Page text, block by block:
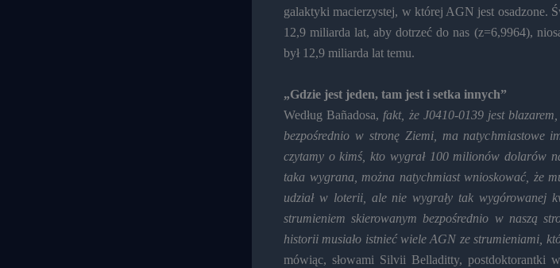
galaktyki macierzystej, w której AGN jest osadzone.
12,9 miliarda lat, aby dotrzeć do nas (z=6,9964),
był 12,9 miliarda lat temu.
„Gdzie jest jeden, tam jest i setka innych”
Według Bañadosa, fakt, że J0410-0139 jest
bezpośrednio w stronę Ziemi, ma natychmiastowe
czytamy o kimś, kto wygrał 100 milionów dolarów
taka wygrana, można natychmiast wnioskować, że
udział w loterii, ale nie wygrały tak wygórowanej
strumieniem skierowanym bezpośrednio w naszą
historii musiało istnieć wiele AGN ze strumieniami,
mówiąc, słowami Silvii Belladitty, postdoktorantki